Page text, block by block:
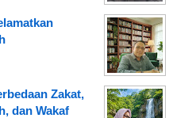
Zakat,
dan Wakaf